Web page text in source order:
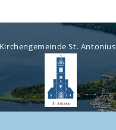
Kirchengemeinde St. Antonius